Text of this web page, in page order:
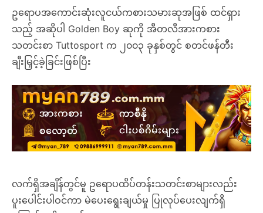
ဥရောပအကောင်းဆုံးလူငယ်ကစားသမားဆုအဖြစ် ထင်ရှား
သည့် အဆိုပါ Golden Boy ဆုကို အီတလီအားကစား
သတင်းစာ Tuttosport က ၂၀၀၃ ခုနှစ်တွင် စတင်ဖန်တီး
ချီးမြှင့်ခဲ့ခြင်းဖြစ်ပြီး
လက်ရှိအချိန်တွင်မူ ဥရောပထိပ်တန်းသတင်းစာများလည်း
ပူးပေါင်းပါဝင်ကာ မဲပေးရွေးချယ်မှု ပြုလုပ်ပေးလျက်ရှိ